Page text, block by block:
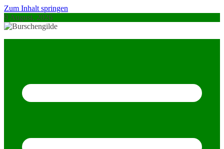
Zum Inhalt springen
9 August, 2026